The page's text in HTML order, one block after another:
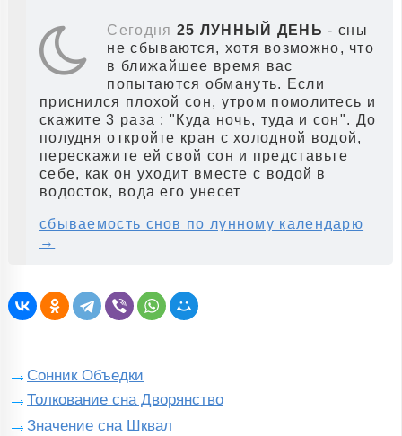
Сегодня 25 ЛУННЫЙ ДЕНЬ - сны
не сбываются, хотя возможно, что
в ближайшее время вас
попытаются обмануть. Если
приснился плохой сон, утром помолитесь и
скажите 3 раза : "Куда ночь, туда и сон". До
полудня откройте кран с холодной водой,
перескажите ей свой сон и представьте
себе, как он уходит вместе с водой в
водосток, вода его унесет
сбываемость снов по лунному календарю
→
Сонник Объедки
Толкование сна Дворянство
Значение сна Шквал